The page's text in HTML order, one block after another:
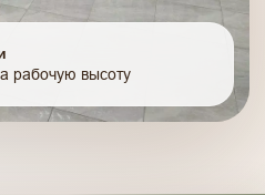
рабочую высоту